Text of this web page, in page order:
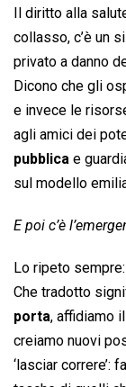
Il diritto alla
collasso, c’è un
privato a danno
Dicono che gli
e invece le
agli amici dei
pubblica e
sul modello
E poi c’è
Lo ripeto
Che tradotto
porta, affidiamo
creiamo nuovi
‘lasciar correre’: